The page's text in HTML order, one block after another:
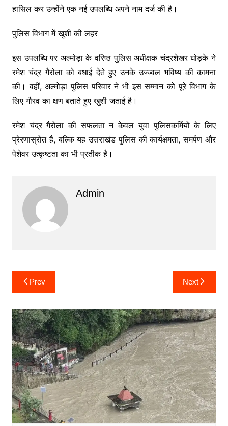
हासिल कर उन्होंने एक नई उपलब्धि अपने नाम दर्ज की है।
पुलिस विभाग में खुशी की लहर
इस उपलब्धि पर अल्मोड़ा के वरिष्ठ पुलिस अधीक्षक चंद्रशेखर घोड़के ने
रमेश चंद्र गैरोला को बधाई देते हुए उनके उज्ज्वल भविष्य की कामना
की। वहीं, अल्मोड़ा पुलिस परिवार ने भी इस सम्मान को पूरे विभाग के
लिए गौरव का क्षण बताते हुए खुशी जताई है।
रमेश चंद्र गैरोला की सफलता न केवल युवा पुलिसकर्मियों के लिए
प्रेरणास्रोत है, बल्कि यह उत्तराखंड पुलिस की कार्यक्षमता, समर्पण और
पेशेवर उत्कृष्टता का भी प्रतीक है।
Admin
Post
navigation
Prev Next